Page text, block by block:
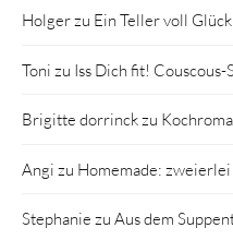
Holgerzu Ein Teller voll
Toni zu Iss Dich fit!
Brigitte dorrinckzu
Angi zu Homemade:
Stephanie zu Aus dem